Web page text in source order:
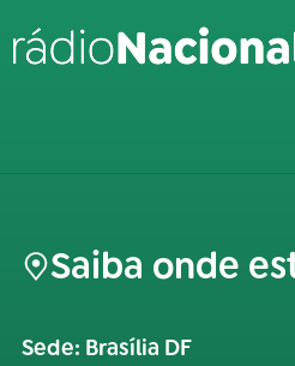
Saiba onde
Sede: Brasília DF